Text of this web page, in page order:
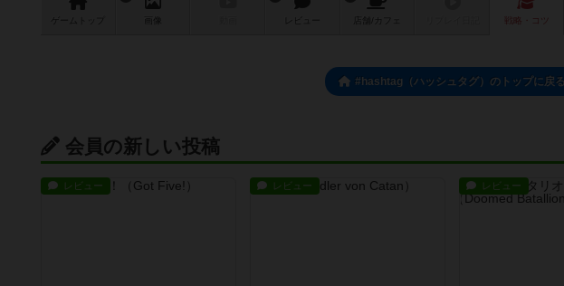
ゲーム 画像 レビュー 店舗/ カフェ 戦略 ・コツ
#hashtag（ハッシュタグ）のトップに戻る
会員の新しい投稿
レビュー レビュー レビュー